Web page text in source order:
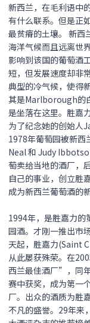
新西兰，在毛利语中
有什么联系。但是正
最贫瘠的土壤。 新西
海洋气候而且远离世
影响到该国的葡萄酒
短，但发展速度却非
典型的冷气候，使得
其是Marlborough的
是坐落在这里。胜嘉
为了纪念她的创始人
1978年葡萄园被新西
Neal 和 Judy
萄卖给当地的酒厂，
自己的事业，创立胜
成为新西兰葡萄酒的新
1994年，是胜嘉力的
园酒。才刚一推出市
天起，胜嘉力(Saint
从此屡获殊荣。在
西兰最佳酒厂”，同
赛中获奖，成为第一
厂。出众的酒质为胜
不凡的盛誉。29年来